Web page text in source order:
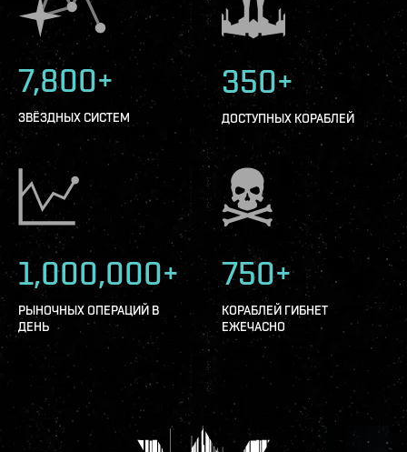
7,800+
ЗВЁЗДНЫХ СИСТЕМ
350+
ДОСТУПНЫХ КОРАБЛЕЙ
1,000,000+
РЫНОЧНЫХ ОПЕРАЦИЙ В
ДЕНЬ
750+
КОРАБЛЕЙ ГИБНЕТ
ЕЖЕЧАСНО